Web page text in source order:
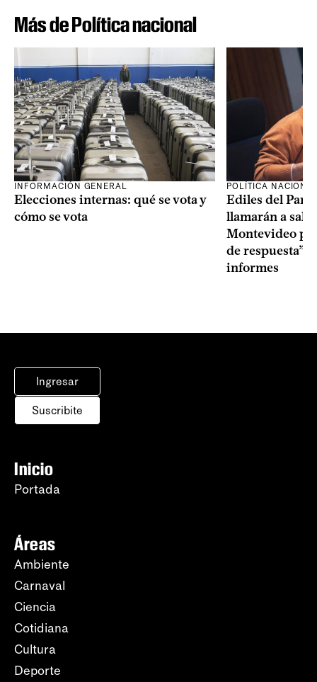
Más de Política nacional
INFORMACIÓN GENERAL
Elecciones internas: qué se vota y
cómo se vota
POLÍTICA
Ediles del
llamarán a sala
Montevideo
de respuesta”
informes
Ingresar
Suscribite
Inicio
Portada
Áreas
Ambiente
Carnaval
Ciencia
Cotidiana
Cultura
Deporte